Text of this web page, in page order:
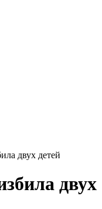
двух детей
двух